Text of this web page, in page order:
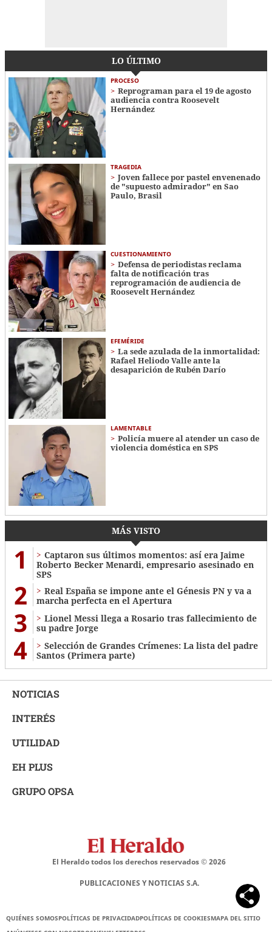
LO ÚLTIMO
PROCESO
Reprograman para el 19 de agosto
audiencia contra Roosevelt
Hernández
TRAGEDIA
Joven fallece por pastel envenenado
de "supuesto admirador" en Sao
Paulo, Brasil
CUESTIONAMIENTO
Defensa de periodistas reclama
falta de notificación tras
reprogramación de audiencia de
Roosevelt Hernández
EFEMÉRIDE
La sede azulada de la inmortalidad:
Rafael Heliodo Valle ante la
desaparición de Rubén Darío
LAMENTABLE
Policía muere al atender un caso de
violencia doméstica en SPS
MÁS VISTO
1
Captaron sus últimos momentos: así era Jaime
Roberto Becker Menardi​​​, empresario asesinado en
SPS
2
Real España se impone ante el Génesis PN y va a
marcha perfecta en el Apertura
3
Lionel Messi llega a Rosario tras fallecimiento de
su padre Jorge
4
Selección de Grandes Crímenes: La lista del padre
Santos (Primera parte)
NOTICIAS
INTERÉS
UTILIDAD
EH PLUS
GRUPO OPSA
El Heraldo todos los derechos reservados ©2026
PUBLICACIONES Y NOTICIAS S.A.
QUIÉNES SOMOSPOLÍTICAS DE PRIVACIDADPOLÍTICAS DE COOKIESMAPA DEL SITIO